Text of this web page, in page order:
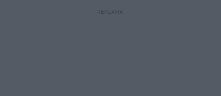
REKLAMA